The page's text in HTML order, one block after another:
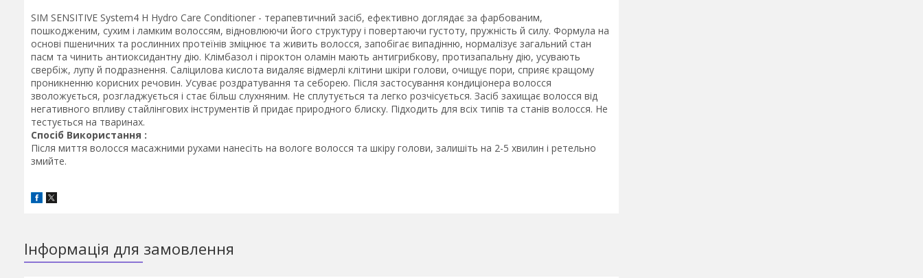
SIM SENSITIVE System4 H Hydro Care Conditioner - терапевтичний засіб, ефективно доглядає за фарбованим,
пошкодженим, сухим і ламким волоссям, відновлюючи його структуру і повертаючи густоту, пружність й силу. Формула на
основі пшеничних та рослинних протеїнів зміцнює та живить волосся, запобігає випадінню, нормалізує загальний стан
пасм та чинить антиоксидантну дію. Клімбазол і піроктон оламін мають антигрибкову, протизапальну дію, усувають
свербіж, лупу й подразнення. Саліцилова кислота видаляє відмерлі клітини шкіри голови, очищує пори, сприяє кращому
проникненню корисних речовин. Усуває роздратування та себорею. Після застосування кондиціонера волосся
зволожується, розгладжується і стає більш слухняним. Не сплутується та легко розчісується. Засіб захищає волосся від
негативного впливу стайлінгових інструментів й придає природного блиску. Підходить для всіх типів та станів волосся. Не
тестується на тваринах.
Спосіб Використання :
Після миття волосся масажними рухами нанесіть на вологе волосся та шкіру голови, залишіть на 2-5 хвилин і ретельно
змийте.
Інформація для замовлення